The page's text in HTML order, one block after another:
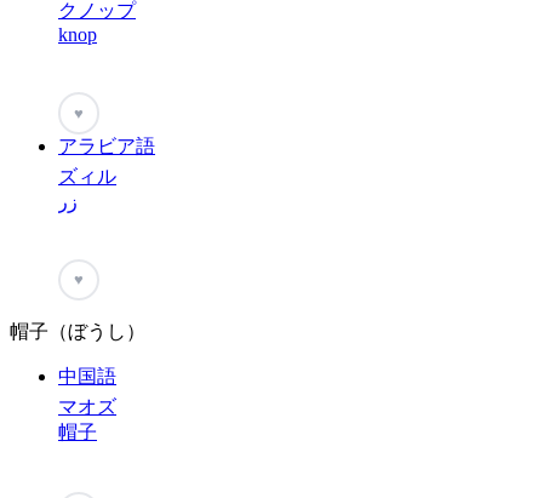
クノップ
knop
♥
アラビア語
ズィル
زر
♥
帽子（ぼうし）
中国語
マオズ
帽子